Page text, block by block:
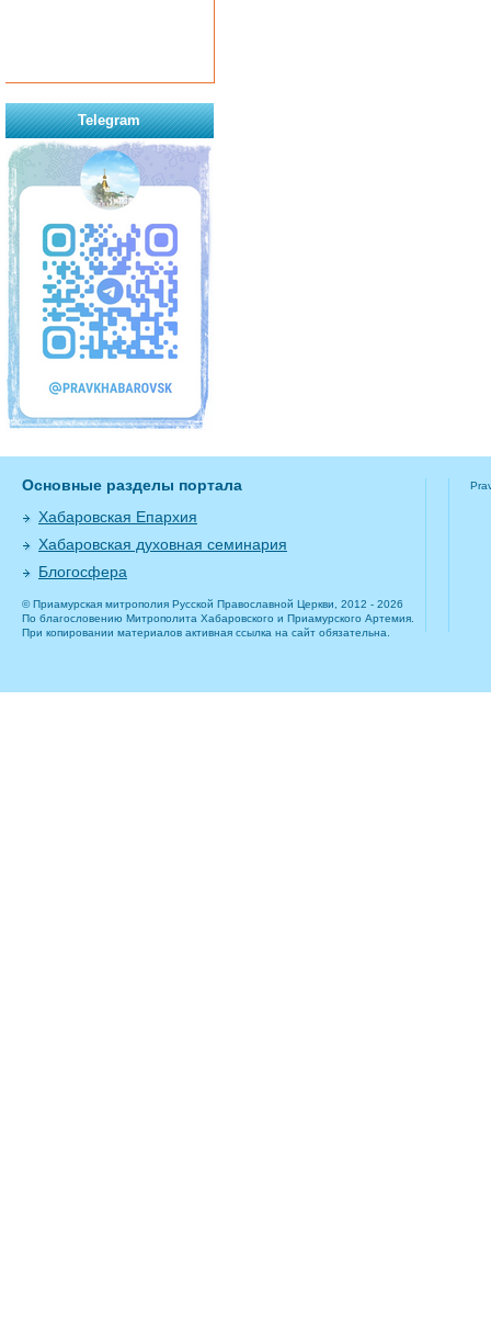
Telegram
Основные разделы портала
Хабаровская Епархия
Хабаровская духовная семинария
Блогосфера
© Приамурская митрополия Русской Православной Церкви, 2012 - 2026
По благословению Митрополита Хабаровского и Приамурского Артемия.
При копировании материалов активная ссылка на сайт обязательна.